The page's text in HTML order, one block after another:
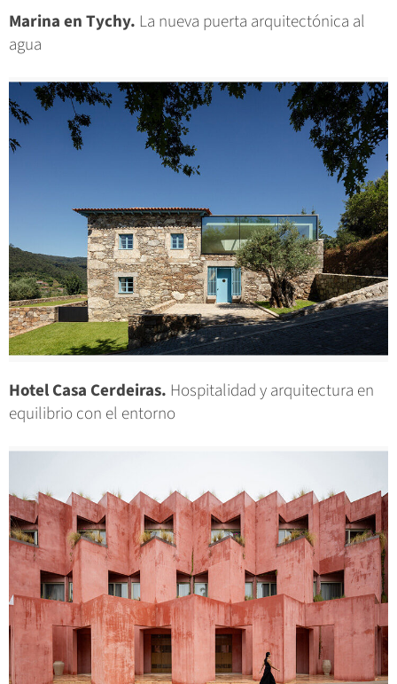
Marina en Tychy. La nueva puerta arquitectónica al
agua
Hotel Casa Cerdeiras. Hospitalidad y arquitectura en
equilibrio con el entorno